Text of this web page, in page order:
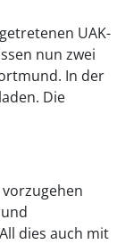
UAK-
nun zwei
In der
Die
dies auch mit